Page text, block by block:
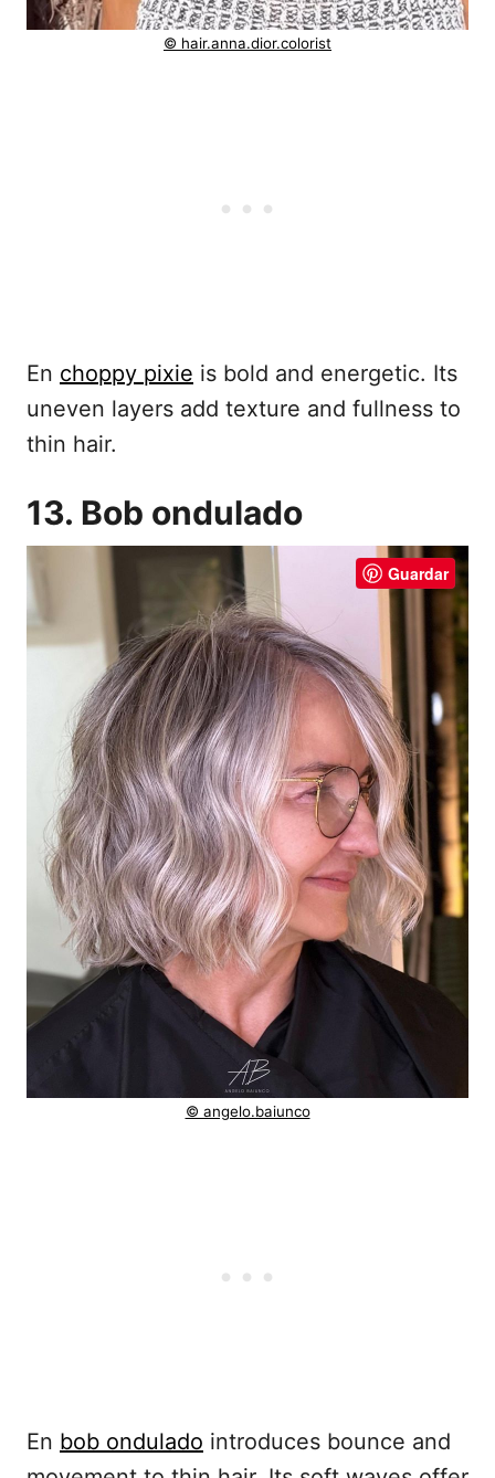
© hair.anna.dior.colorist
En choppy pixie is bold and energetic. Its
uneven layers add texture and fullness to
thin hair.
13. Bob ondulado
Guardar
© angelo.baiunco
En bob ondulado introduces bounce and